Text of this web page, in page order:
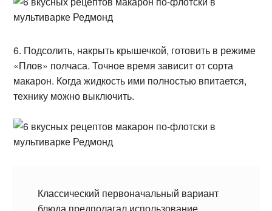
6. Подсолить, накрыть крышечкой, готовить в режиме
«Плов» полчаса. Точное время зависит от сорта
макарон. Когда жидкость ими полностью впитается,
технику можно выключить.
Классический первоначальный вариант